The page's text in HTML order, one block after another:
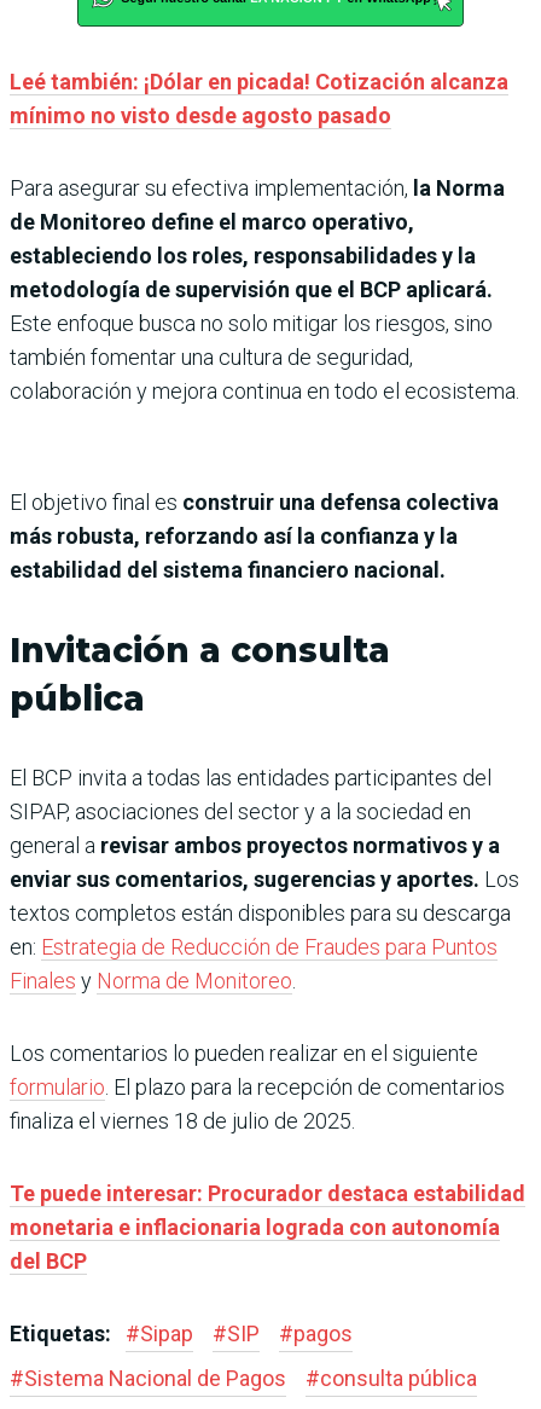
Leé también: ¡Dólar en picada! Cotización alcanza
mínimo no visto desde agosto pasado
Para asegurar su efectiva implementación, la Norma
de Monitoreo define el marco operativo,
estableciendo los roles, responsabilidades y la
metodología de supervisión que el BCP aplicará.
Este enfoque busca no solo mitigar los riesgos, sino
también fomentar una cultura de seguridad,
colaboración y mejora continua en todo el ecosistema.
El objetivo final es construir una defensa colectiva
más robusta, reforzando así la confianza y la
estabilidad del sistema financiero nacional.
Invitación a consulta
pública
El BCP invita a todas las entidades participantes del
SIPAP, asociaciones del sector y a la sociedad en
general a revisar ambos proyectos normativos y a
enviar sus comentarios, sugerencias y aportes. Los
textos completos están disponibles para su descarga
en: Estrategia de Reducción de Fraudes para Puntos
Finales y Norma de Monitoreo
Los comentarios lo pueden realizar en el siguiente
formulario . El plazo para la recepción de comentarios
finaliza el viernes 18 de julio de 2025.
Te puede interesar: Procurador destaca estabilidad
monetaria e inflacionaria lograda con autonomía
del BCP
Etiquetas: #Sipap #SIP #pagos
#Sistema Nacional de Pagos #consulta pública